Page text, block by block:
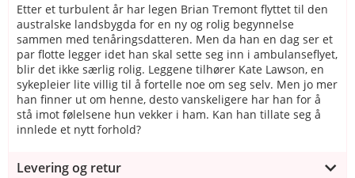
Etter et turbulent år har legen Brian Tremont flyttet til den
australske landsbygda for en ny og rolig begynnelse
sammen med tenåringsdatteren. Men da han en dag ser et
par flotte legger idet han skal sette seg inn i ambulanseflyet,
blir det ikke særlig rolig. Leggene tilhører Kate Lawson, en
sykepleier lite villig til å fortelle noe om seg selv. Men jo mer
han finner ut om henne, desto vanskeligere har han for å
stå imot følelsene hun vekker i ham. Kan han tillate seg å
innlede et nytt forhold?
Levering og retur